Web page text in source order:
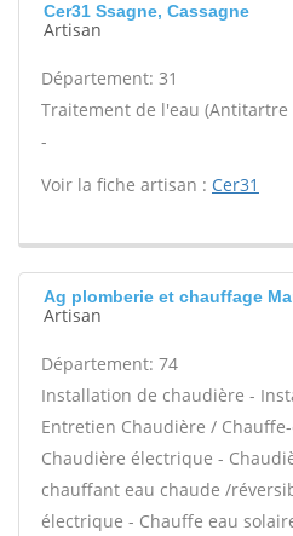
Cer31 Ssagne, Cassagne
Artisan
Département: 31
Traitement de l'eau
-
Voir la fiche artisan : Cer31
Ag plomberie et chauffage
Artisan
Département: 74
Installation de chaudière -
Entretien Chaudière /
Chaudière électrique -
chauffant eau chaude /
électrique - Chauffe eau